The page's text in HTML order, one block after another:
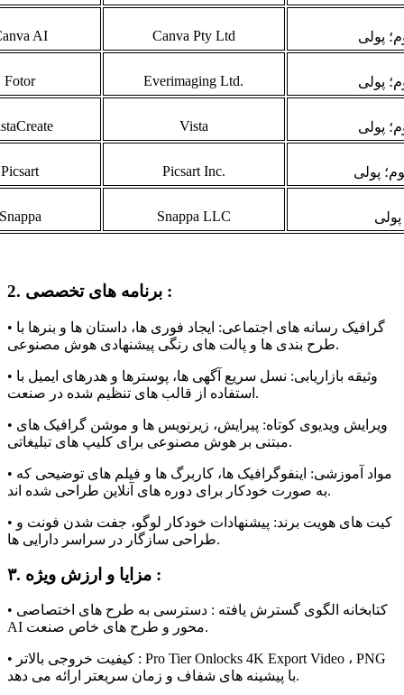
AI Canva Pty Ltd پولی
Fotor Everimaging Ltd. پولی
Vista پولی
Picsart Picsart Inc. پولی
Snappa LLC
2. برنامه های تخصصی :
• گرافیک رسانه های اجتماعی: ایجاد فوری ها، داستان ها و بنرها با
طرح بندی ها و پالت های رنگی پیشنهادی هوش مصنوعی.
• وثیقه بازاریابی: نسل سریع آگهی ها، پوسترها و هدرهای ایمیل با
استفاده از قالب های تنظیم شده در صنعت.
• ویرایش ویدیوی کوتاه: پیرایش، زیرنویس ها و موشن گرافیک های
مبتنی بر هوش مصنوعی برای کلیپ های تبلیغاتی.
• مواد آموزشی: اینفوگرافیک ها، کاربرگ ها و فیلم های توضیحی که
به صورت خودکار برای دوره های آنلاین طراحی شده اند.
• کیت های هویت برند: پیشنهادات خودکار لوگو، جفت شدن فونت و
طراحی سازگار در سراسر دارایی ها.
۳. مزایا و ارزش ویژه :
• کتابخانه الگوی گسترش یافته : دسترسی به طرح های اختصاصی
AI محور و طرح های خاص صنعت.
• کیفیت خروجی بالاتر : Pro Tier Onlocks 4K Export Video ، PNG
با پیشینه های شفاف و زمان سریعتر ارائه می دهد.